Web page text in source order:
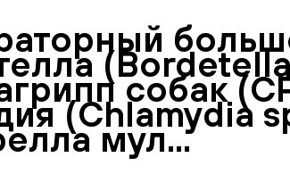
собак
(Сhlamydia
мул...